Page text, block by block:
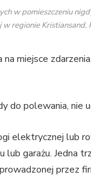
w pomieszczeniu
w regionie Kristiansand.
miejsce
do polewania, nie
elektrycznej lub
lub garażu. Jedna
przez